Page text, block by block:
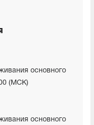
основного
(МСК)
основного